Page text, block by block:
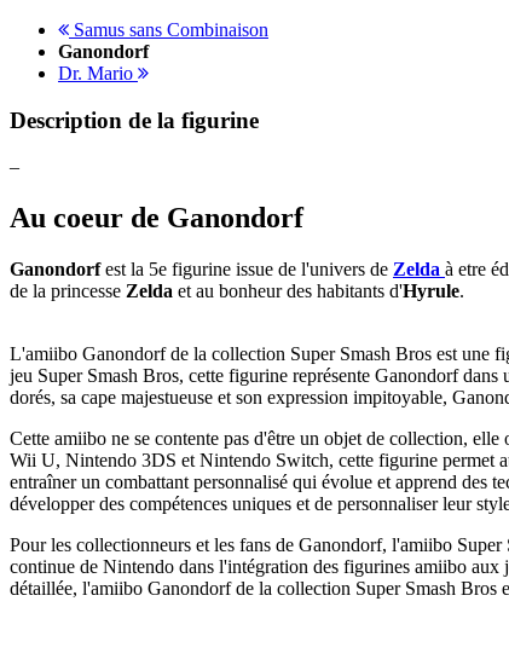
Samus sans Combinaison
Ganondorf
Dr. Mario
Description de la figurine
–
Au coeur de Ganondorf
Ganondorfest la 5e figurine issue de l'univers de Zelda à etre
de la princesse Zelda et au bonheur des habitants d'Hyrule.
L'amiibo Ganondorf de la collection Super Smash Bros est une
jeu Super Smash Bros, cette figurine représente Ganondorf dans
dorés, sa cape majestueuse et son expression impitoyable,
Cette amiibo ne se contente pas d'être un objet de collection,
Wii U, Nintendo 3DS et Nintendo Switch, cette figurine permet
entraîner un combattant personnalisé qui évolue et apprend des
développer des compétences uniques et de personnaliser leur
Pour les collectionneurs et les fans de Ganondorf, l'amiibo
continue de Nintendo dans l'intégration des figurines amiibo
détaillée, l'amiibo Ganondorf de la collection Super Smash